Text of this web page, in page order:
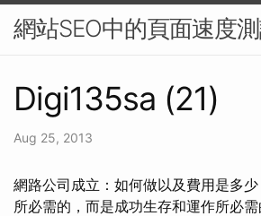
網站SEO中的頁面速度
Digi135sa (21)
Aug 25, 2013
網路公司成立：如何做以及費用是多
所必需的，而是成功生存和運作所必需